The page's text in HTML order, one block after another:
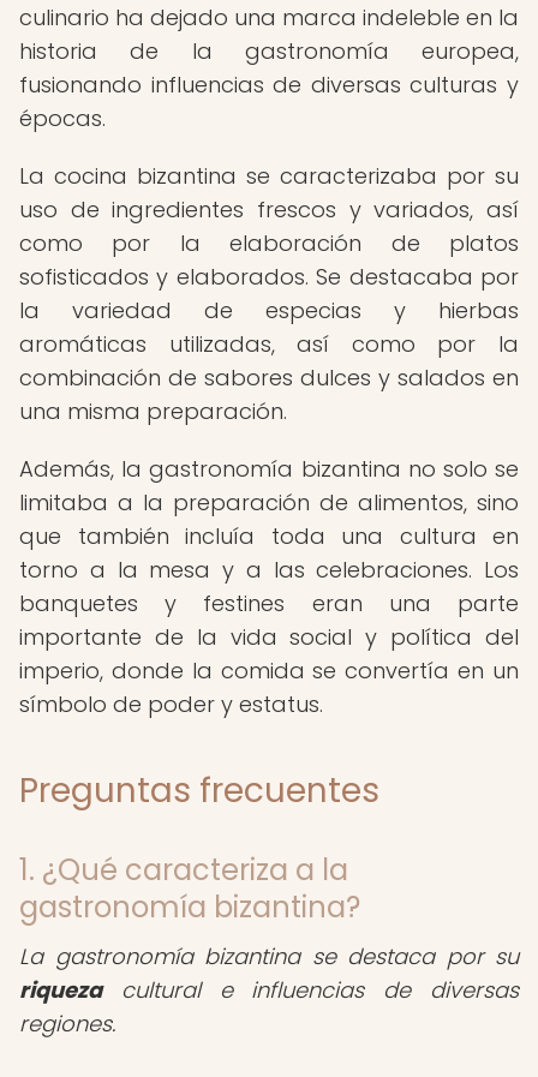
culinario ha dejado una marca indeleble en la
historia de la gastronomía europea,
fusionando influencias de diversas culturas y
épocas.
La cocina bizantina se caracterizaba por su
uso de ingredientes frescos y variados, así
como por la elaboración de platos
sofisticados y elaborados. Se destacaba por
la variedad de especias y hierbas
aromáticas utilizadas, así como por la
combinación de sabores dulces y salados en
una misma preparación.
Además, la gastronomía bizantina no solo se
limitaba a la preparación de alimentos, sino
que también incluía toda una cultura en
torno a la mesa y a las celebraciones. Los
banquetes y festines eran una parte
importante de la vida social y política del
imperio, donde la comida se convertía en un
símbolo de poder y estatus.
Preguntas frecuentes
1. ¿Qué caracteriza a la
gastronomía bizantina?
La gastronomía bizantina se destaca por su
riquezacultural e influencias de diversas
regiones.